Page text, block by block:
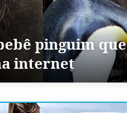
pinguim
internet